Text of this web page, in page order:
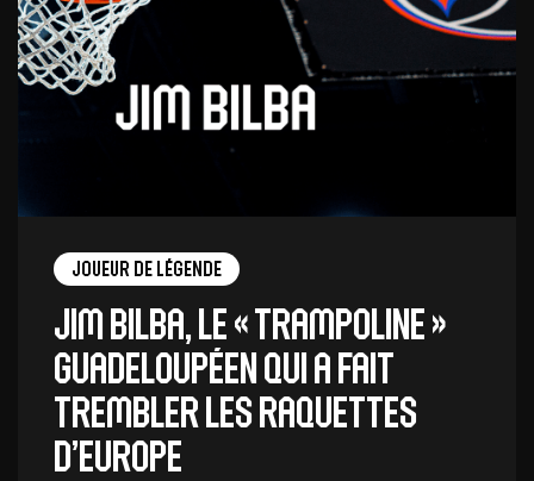
Joueur de légende
Jim Bilba, le « Trampoline »
guadeloupéen qui a fait
trembler les raquettes
d’Europe